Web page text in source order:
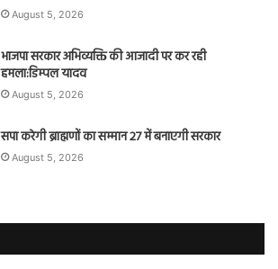
August 5, 2026
भाजपा सरकार अभिव्यक्ति की आजादी पर कर रही
हमला:डिम्पल यादव
August 5, 2026
सपा करेगी ब्राह्मणों का सम्मान 27 में बनाएगी सरकार
August 5, 2026